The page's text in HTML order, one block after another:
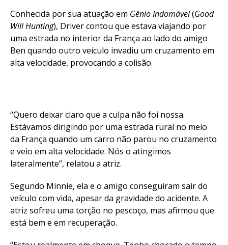
Conhecida por sua atuação em Gênio Indomável(Good
Will Hunting), Driver contou que estava viajando por
uma estrada no interior da França ao lado do amigo
Ben quando outro veículo invadiu um cruzamento em
alta velocidade, provocando a colisão.
“Quero deixar claro que a culpa não foi nossa.
Estávamos dirigindo por uma estrada rural no meio
da França quando um carro não parou no cruzamento
e veio em alta velocidade. Nós o atingimos
lateralmente”, relatou a atriz.
Segundo Minnie, ela e o amigo conseguiram sair do
veículo com vida, apesar da gravidade do acidente. A
atriz sofreu uma torção no pescoço, mas afirmou que
está bem e em recuperação.